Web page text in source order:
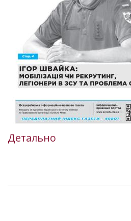
Детально